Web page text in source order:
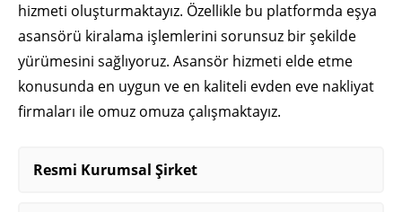
hizmeti oluşturmaktayız. Özellikle bu platformda eşya
asansörü kiralama işlemlerini sorunsuz bir şekilde
yürümesini sağlıyoruz. Asansör hizmeti elde etme
konusunda en uygun ve en kaliteli evden eve nakliyat
firmaları ile omuz omuza çalışmaktayız.
Resmi Kurumsal Şirket